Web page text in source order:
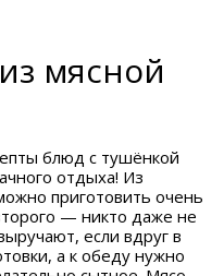
мясной
блюд с тушёнкой
отдыха! Из
приготовить очень
— никто даже не
если вдруг в
а к обеду нужно